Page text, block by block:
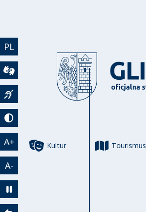
PL
Wideotłumacz
Język migowy
Tryb kontrastowy
A+
A-
Zatrzymaj animację
Kultur Tourismus